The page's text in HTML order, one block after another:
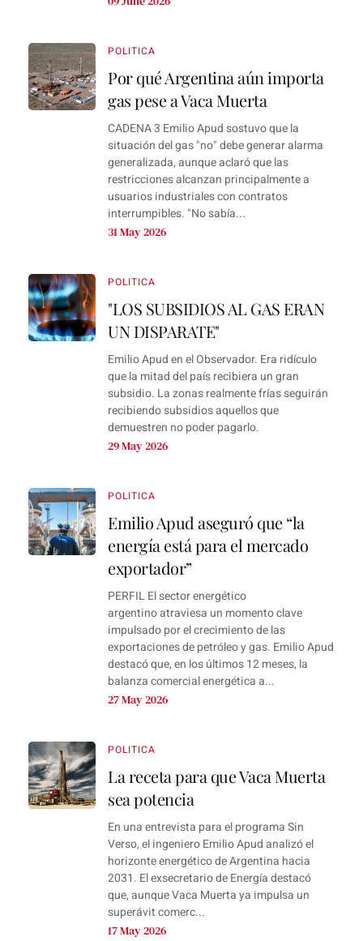
POLITICA
Por qué Argentina aún importa
gas pese a Vaca Muerta
CADENA 3 Emilio Apud sostuvo que la
situación del gas "no" debe generar alarma
generalizada, aunque aclaró que las
restricciones alcanzan principalmente a
usuarios industriales con contratos
interrumpibles. "No sabía...
31 May 2026
POLITICA
"LOS SUBSIDIOS AL GAS ERAN
UN DISPARATE"
Emilio Apud en el Observador. Era ridículo
que la mitad del país recibiera un gran
subsidio. La zonas realmente frías seguirán
recibiendo subsidios aquellos que
demuestren no poder pagarlo.
29 May 2026
POLITICA
Emilio Apud aseguró que “la
energía está para el mercado
exportador”
PERFIL El sector energético
argentino atraviesa un momento clave
impulsado por el crecimiento de las
exportaciones de petróleo y gas. Emilio Apud
destacó que, en los últimos 12 meses, la
balanza comercial energética a...
27 May 2026
POLITICA
La receta para que Vaca Muerta
sea potencia
En una entrevista para el programa Sin
Verso, el ingeniero Emilio Apud analizó el
horizonte energético de Argentina hacia
2031. El exsecretario de Energía destacó
que, aunque Vaca Muerta ya impulsa un
superávit comerc...
17 May 2026